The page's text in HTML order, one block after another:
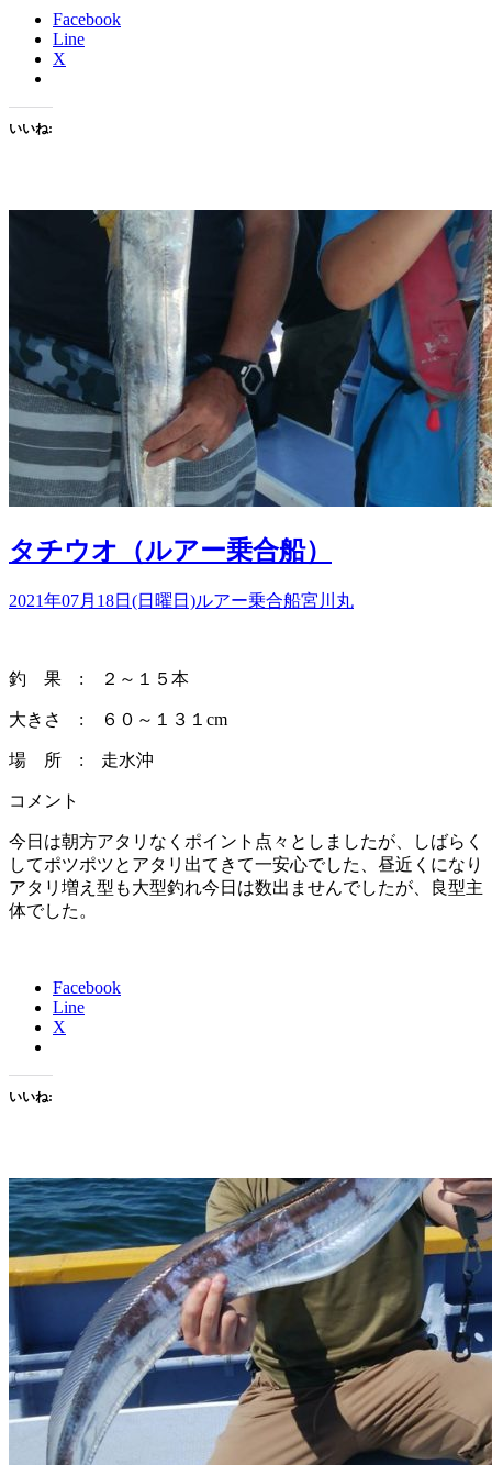
Facebook
Line
X
いいね:
タチウオ（ルアー乗合船）
2021年07月18日(日曜日)ルアー乗合船宮川丸
釣 果 : ２～１５本
大きさ : ６０～１３１cm
場 所 : 走水沖
コメント
今日は朝方アタリなくポイント点々としましたが、しばらく
してポツポツとアタリ出てきて一安心でした、昼近くになり
アタリ増え型も大型釣れ今日は数出ませんでしたが、良型主
体でした。
Facebook
Line
X
いいね: